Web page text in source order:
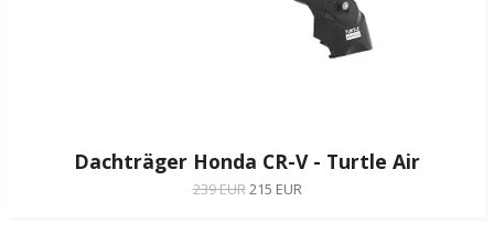
Dachträger Honda CR-V - Turtle Air
239 EUR215 EUR